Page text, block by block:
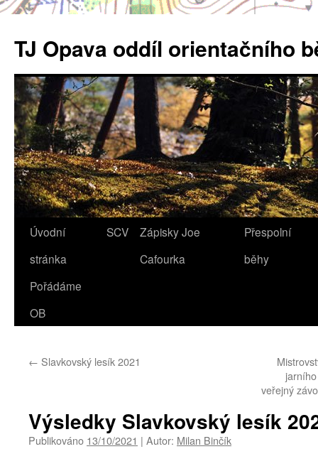
obsahu
webu
TJ Opava oddíl orientačního
Úvodní
stránka
SCV
Zápisky Joe
Cafourka
Přespolní
běhy
Pořádáme
OB
← Slavkovský lesík 2021
veřejný
Výsledky Slavkovský lesík
Publikováno 13/10/2021 | Autor: Milan Binčík